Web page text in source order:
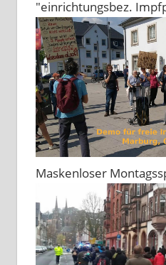
"einrichtungsbez.
Maskenloser